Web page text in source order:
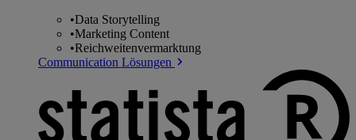
•Data Storytelling
•Marketing Content
•Reichweitenvermarktung
Communication Lösungen